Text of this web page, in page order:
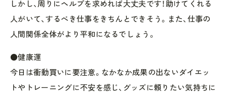
しかし、周りにヘルプを求めれば大丈夫です！助けてくれる
人がいて、するべき仕事をきちんとできそう。また、仕事の
人間関係全体がより平和になるでしょう。
●健康運
今日は衝動買いに要注意。なかなか成果の出ないダイエッ
トやトレーニングに不安を感じ、グッズに頼りたい気持ちに